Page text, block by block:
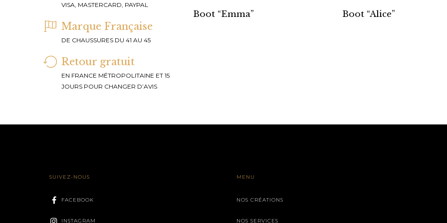
Boot “Emma” Boot “Alice”
VISA, MASTERCARD, PAYPAL
Marque Française
DE CHAUSSURES DU 41 AU 45
Retour gratuit
EN FRANCE MÉTROPOLITAINE ET 15
JOURS POUR CHANGER D’AVIS
SUIVEZ-NOUS
FACEBOOK
INSTAGRAM
MENU
NOS CRÉATIONS
NOS SERVICES